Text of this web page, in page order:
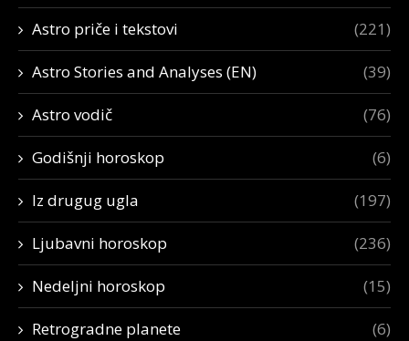
Astro priče i tekstovi (221)
Astro Stories and Analyses (EN) (39)
Astro vodič (76)
Godišnji horoskop (6)
Iz drugug ugla (197)
Ljubavni horoskop (236)
Nedeljni horoskop (15)
Retrogradne planete (6)